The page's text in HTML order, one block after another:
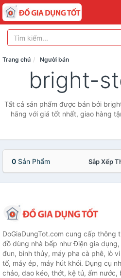
Trang chủ Người bán
bright-
Tất cả sản phẩm được bán bởi
hãng với giá tốt nhất, giao hàng
0 Sản Phẩm Sắp Xếp
DoGiaDungTot.com cung cấp
đồ dùng nhà bếp như Điện gia
đun, bình thủy, máy pha cà phê, lò
tố, máy ép, máy hút khói. Dụng cụ
chảo, dao kéo, thớt, kệ tủ, ấm